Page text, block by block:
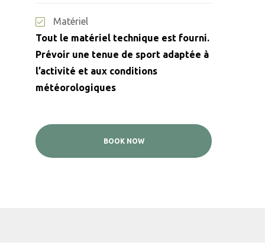
Matériel
Tout le matériel technique est fourni.
Prévoir une tenue de sport adaptée à
l’activité et aux conditions
météorologiques
BOOK NOW